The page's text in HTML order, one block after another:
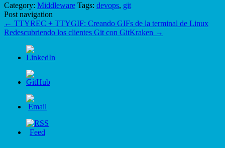
Category: Middleware Tags: devops, git
Post navigation
← TTYREC + TTYGIF: Creando GIFs de la terminal de Linux
Redescubriendo los clientes Git con GitKraken →